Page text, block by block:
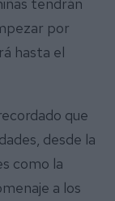
tendrán
por
hasta el
que
desde la
como la
a los